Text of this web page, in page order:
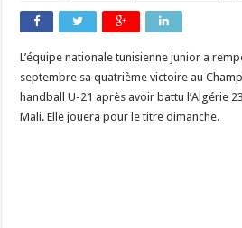
L’équipe nationale tunisienne junior a
septembre sa quatrième victoire au
handball U-21 après avoir battu l’Algérie
Mali. Elle jouera pour le titre dimanche.